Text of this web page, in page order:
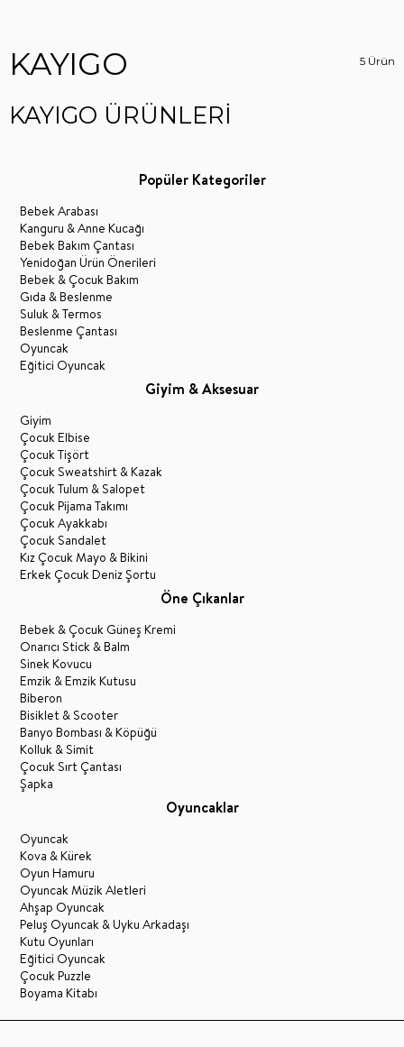
KAYIGO 5 Ürün
KAYIGO ÜRÜNLERİ
Popüler Kategoriler
Bebek Arabası
Kanguru & Anne Kucağı
Bebek Bakım Çantası
Yenidoğan Ürün Önerileri
Bebek & Çocuk Bakım
Gıda & Beslenme
Suluk & Termos
Beslenme Çantası
Oyuncak
Eğitici Oyuncak
Giyim & Aksesuar
Giyim
Çocuk Elbise
Çocuk Tişört
Çocuk Sweatshirt & Kazak
Çocuk Tulum & Salopet
Çocuk Pijama Takımı
Çocuk Ayakkabı
Çocuk Sandalet
Kız Çocuk Mayo & Bikini
Erkek Çocuk Deniz Şortu
Öne Çıkanlar
Bebek & Çocuk Güneş Kremi
Onarıcı Stick & Balm
Sinek Kovucu
Emzik & Emzik Kutusu
Biberon
Bisiklet & Scooter
Banyo Bombası & Köpüğü
Kolluk & Simit
Çocuk Sırt Çantası
Şapka
Oyuncaklar
Oyuncak
Kova & Kürek
Oyun Hamuru
Oyuncak Müzik Aletleri
Ahşap Oyuncak
Peluş Oyuncak & Uyku Arkadaşı
Kutu Oyunları
Eğitici Oyuncak
Çocuk Puzzle
Boyama Kitabı